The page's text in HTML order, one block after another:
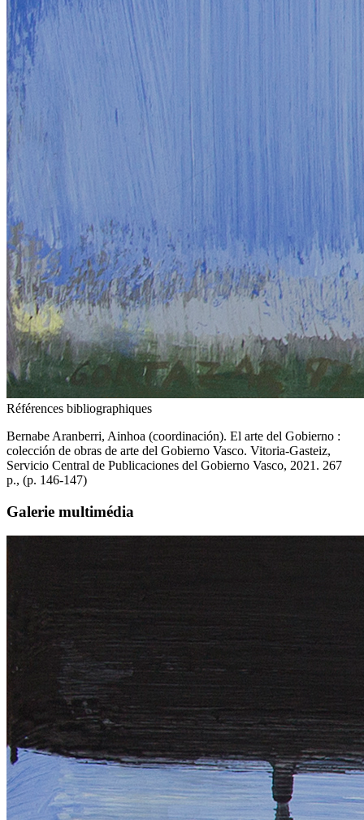
Références bibliographiques
Bernabe Aranberri, Ainhoa (coordinación). El arte del Gobierno :
colección de obras de arte del Gobierno Vasco. Vitoria-Gasteiz,
Servicio Central de Publicaciones del Gobierno Vasco, 2021. 267
p., (p. 146-147)
Galerie multimédia